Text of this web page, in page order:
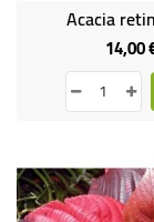
Acacia
14,00